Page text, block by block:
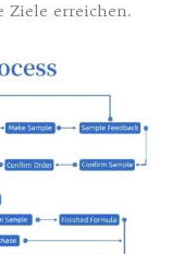
Ziele erreichen.